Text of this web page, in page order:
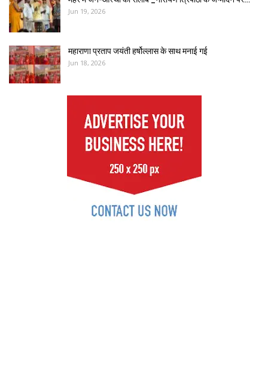
Jun 19, 2026
महाराणा प्रताप जयंती हर्षोल्लास के साथ मनाई गई
Jun 18, 2026